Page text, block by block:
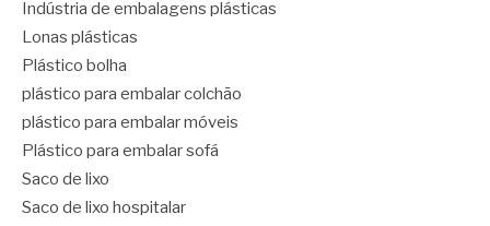
Indústria de embalagens plásticas
Lonas plásticas
Plástico bolha
plástico para embalar colchão
plástico para embalar móveis
Plástico para embalar sofá
Saco de lixo
Saco de lixo hospitalar